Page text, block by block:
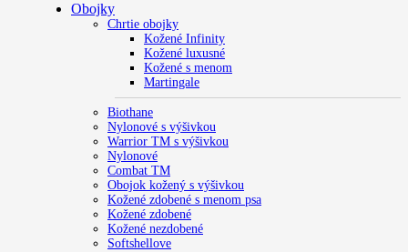
Obojky
Chrtie obojky
Kožené Infinity
Kožené luxusné
Kožené s menom
Martingale
Biothane
Nylonové s výšivkou
Warrior TM s výšivkou
Nylonové
Combat TM
Obojok kožený s výšivkou
Kožené zdobené s menom psa
Kožené zdobené
Kožené nezdobené
Softshellove